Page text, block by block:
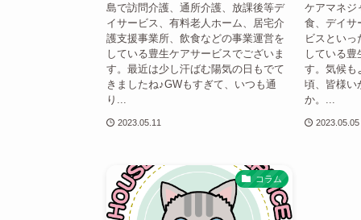
島で訪問介護、通所介護、放課後等デ
イサービス、有料老人ホーム、居宅介
護支援事業所、飲食などの事業運営を
している豊生ケアサービスでございま
す。最近は少し汗ばむ陽気の日もでて
きましたね♪GWもすぎて、いつも通
り...
2023.05.11
ケアマネジ
食、デイサ
ビスとい
している豊
す。気候も
頃、皆様い
か。...
2023.05.05
コラム